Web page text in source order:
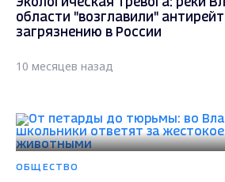
Экологическая тревога: реки
области "возглавили"
загрязнению в России
10 месяцев назад
ОБЩЕСТВО